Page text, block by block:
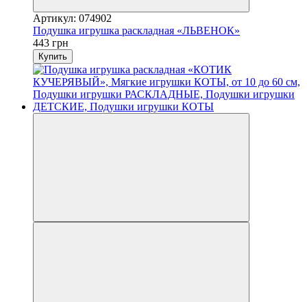
Артикул: 074902
Подушка игрушка раскладная «ЛЬВЕНОК»
443 грн
Купить